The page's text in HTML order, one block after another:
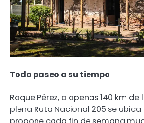
Todo paseo a su tiempo
Roque Pérez, a apenas 140 km
plena Ruta Nacional 205 se